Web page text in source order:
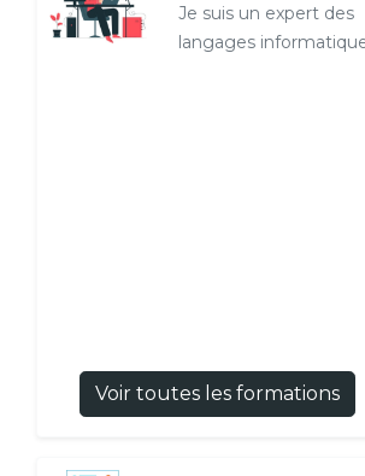
Je suis un expert des
langages
Voir toutes les formations